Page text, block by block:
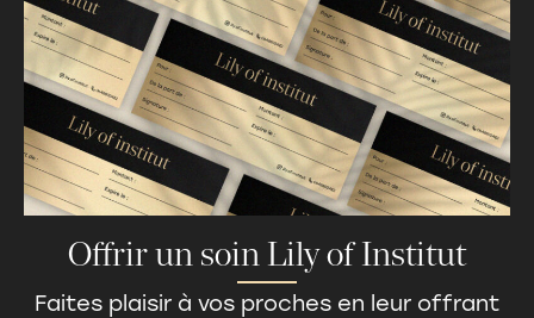
Offrir un soin Lily of Institut
Faites plaisir à vos proches en leur offrant